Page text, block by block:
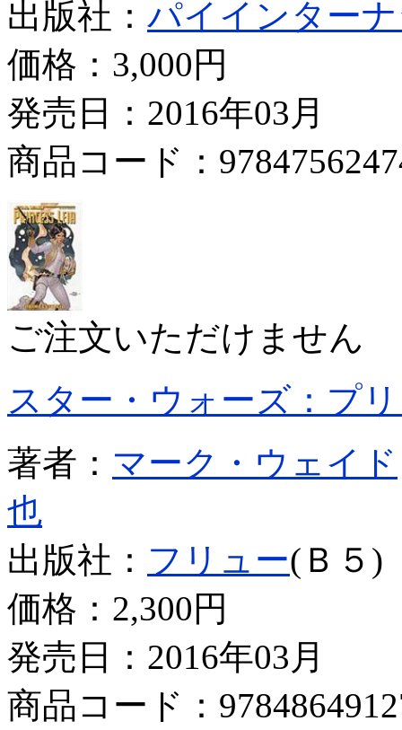
出版社： パイインター
価格： 3,000円
発売日：2016年03月
商品コード：
ご注文いただけません
スター・ウォーズ：プ
著者： マーク・ウェイド
也
出版社： フリュー(Ｂ５)
価格： 2,300円
発売日：2016年03月
商品コード：